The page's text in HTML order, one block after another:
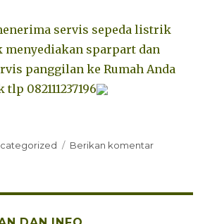
servis sepeda listrik
menyediakan sparpart dan
panggilan ke Rumah Anda
082111237196
Berikan komentaruntuk